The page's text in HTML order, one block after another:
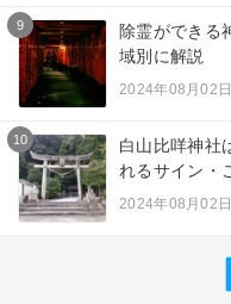
9
除霊ができる
域別に解説
2024年08月02日
10
白山比咩神社
れるサイン・
2024年08月02日